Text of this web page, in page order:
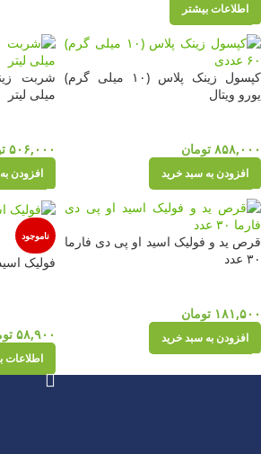
اطلاعات بیشتر
کپسول زینک پلاس (۱۰ میلی گرم)
یورو ویتال
۸۵۸,۰۰۰ تومان
افزودن به سبد خرید
میلی لیتر
۵۰۶,۰۰۰
افزودن
قرص ید و فولیک اسید او پی دی فارما
۳۰ عدد
۱۸۱,۵۰۰ تومان
افزودن به سبد خرید
ناموجود
فولیک اسید 400 میکروگرم هلث
۵۸,۹۰۰
اطلاعات